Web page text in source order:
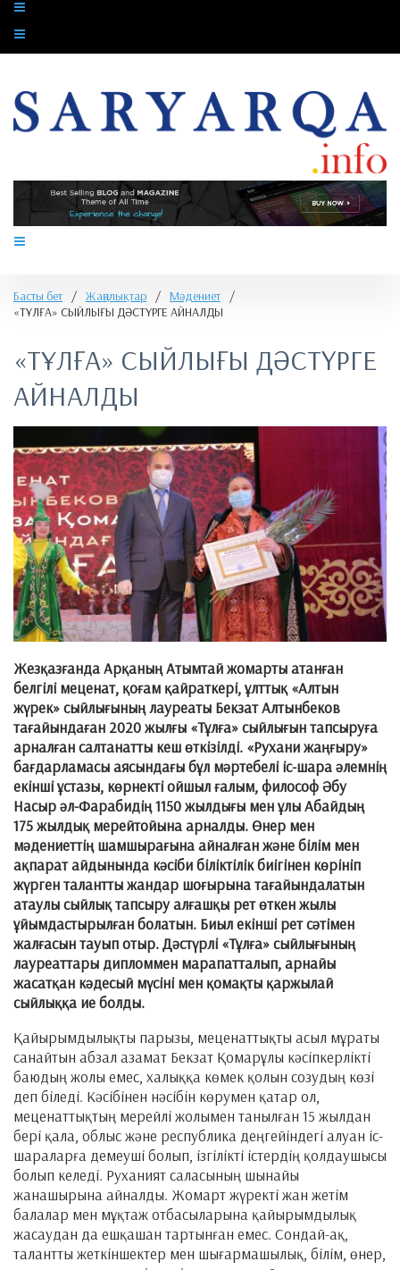
Басты бет / Жаңалықтар / Мәдениет
/
​«ТҰЛҒА» СЫЙЛЫҒЫ ДӘСТҮРГЕ АЙНАЛДЫ
​«ТҰЛҒА» СЫЙЛЫҒЫ ДӘСТҮРГЕ
АЙНАЛДЫ
Жезқазғанда Арқаның Атымтай жомарты атанған
белгілі меценат, қоғам қайраткері, ұлттық «Алтын
жүрек» сыйлығының лауреаты Бекзат Алтынбеков
тағайындаған 2020 жылғы «Тұлға» сыйлығын тапсыруға
арналған салтанатты кеш өткізілді. «Рухани жаңғыру»
бағдарламасы аясындағы бұл мәртебелі іс-шара әлемнің
екінші ұстазы, көрнекті ойшыл ғалым, философ Әбу
Насыр әл-Фарабидің 1150 жылдығы мен ұлы Абайдың
175 жылдық мерейтойына арналды. Өнер мен
мәдениеттің шамшырағына айналған және білім мен
ақпарат айдынында кәсіби біліктілік биігінен көрініп
жүрген талантты жандар шоғырына тағайындалатын
атаулы сыйлық тапсыру алғашқы рет өткен жылы
ұйымдастырылған болатын. Биыл екінші рет сәтімен
жалғасын тауып отыр. Дәстүрлі «Тұлға» сыйлығының
лауреаттары дипломмен марапатталып, арнайы
жасатқан кәдесый мүсіні мен қомақты қаржылай
сыйлыққа ие болды.
Қайырымдылықты парызы, меценаттықты асыл мұраты
санайтын абзал азамат Бекзат Қомарұлы кәсіпкерлікті
баюдың жолы емес, халыққа көмек қолын созудың көзі
деп біледі. Кәсібінен нәсібін көрумен қатар ол,
меценаттықтың мерейлі жолымен танылған 15 жылдан
бері қала, облыс және республика деңгейіндегі алуан іс-
шараларға демеуші болып, ізгілікті істердің қолдаушысы
болып келеді. Руханият саласының шынайы
жанашырына айналды. Жомарт жүректі жан жетім
балалар мен мұқтаж отбасыларына қайырымдылық
жасаудан да ешқашан тартынған емес. Сондай-ақ,
талантты жеткіншектер мен шығармашылық, білім, өнер,